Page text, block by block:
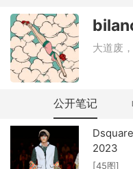
大道废
公开笔记
2023
[45图]